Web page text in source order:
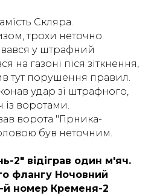
Скляра.
трохи неточно.
у штрафний
на газоні піся зіткнення,
тут порушення правил.
удар зі штрафного,
воротами.
ворота "Гірника-
був неточним.
2" відіграв один м'яч.
флангу Ночовний
й номер Кременя-2